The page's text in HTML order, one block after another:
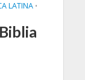
LATINA •